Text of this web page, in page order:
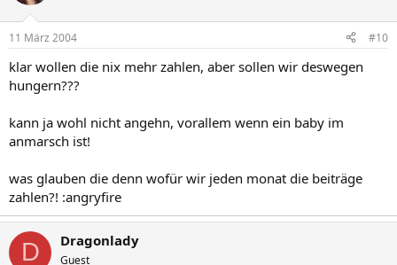
11 März 2004 #10
klar wollen die nix mehr zahlen, aber sollen wir deswegen
hungern???
kann ja wohl nicht angehn, vorallem wenn ein baby im
anmarsch ist!
was glauben die denn wofür wir jeden monat die beiträge
zahlen?! :angryfire
D Dragonlady
Guest